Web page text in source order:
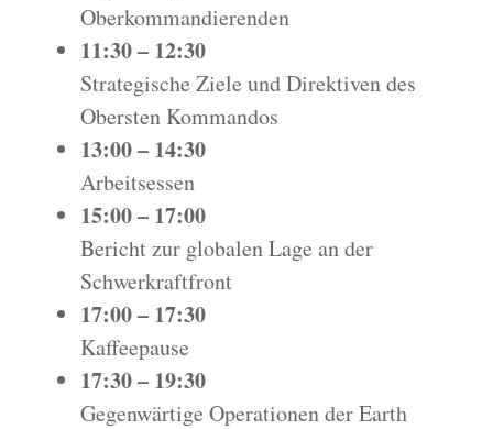
Oberkommandierenden
11:30 – 12:30
Strategische Ziele und Direktiven des
Obersten Kommandos
13:00 – 14:30
Arbeitsessen
15:00 – 17:00
Bericht zur globalen Lage an der
Schwerkraftfront
17:00 – 17:30
Kaffeepause
17:30 – 19:30
Gegenwärtige Operationen der Earth